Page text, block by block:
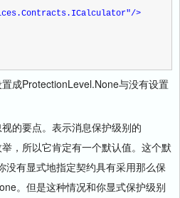
/>
成ProtectionLevel.None与没有设置
要点。表示消息保护级别的
，所以它肯定有一个默认值。这个默
没有显式地指定契约具有采用那么保
。但是这种情况和你显式保护级别